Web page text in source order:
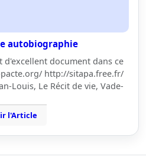
autobiographie
d'excellent document dans ce
http://sitapa.free.fr/
Louis, Le Récit de vie, Vade-
l'Article